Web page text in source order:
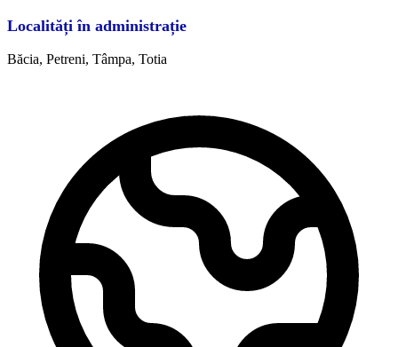
Localități în administrație
Băcia, Petreni, Tâmpa, Totia